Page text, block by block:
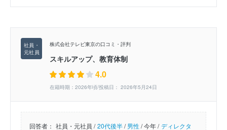
株式会社テレビ東京の口コミ・評判
スキルアップ、教育体制
4.0
在籍時期：2026年頃/投稿日： 2026年5月24日
回答者： 社員・元社員 / 20代後半/男性/今年 / ディレクタ